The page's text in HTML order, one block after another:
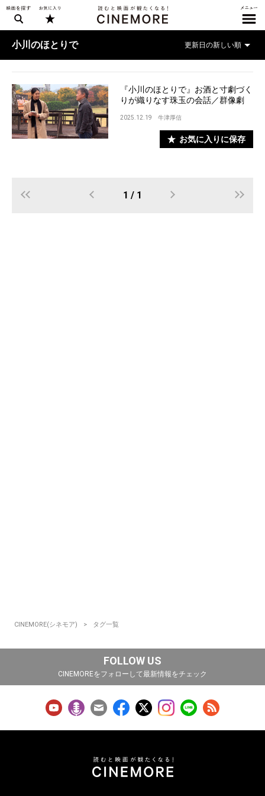
小川のほとりで
『小川のほとりで』お酒と寸劇づく
りが織りなす珠玉の会話／群像劇
2025.12.19 牛津厚信
お気に入りに保存
1 / 1
CINEMORE(シネモア) タグ一覧
FOLLOW US
CINEMOREをフォローして最新情報をチェック